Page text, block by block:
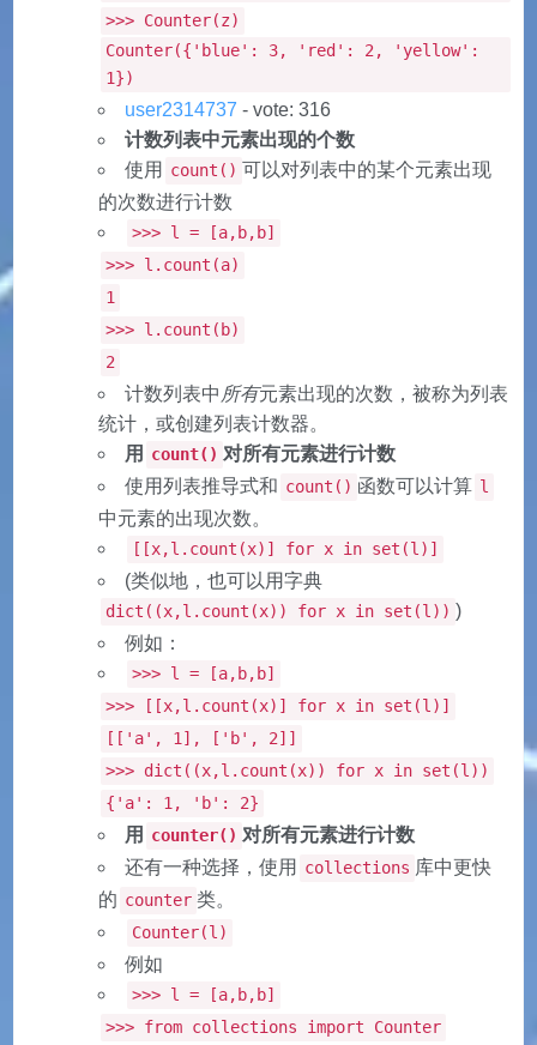
>>> Counter(z)
Counter({'blue': 3, 'red': 2, 'yellow':
1})
user2314737 - vote: 316
计数列表中元素出现的个数
使用
count() 可以对列表中的某个元素出现
的次数进行计数
>>> l = [a,b,b]
>>> l.count(a)
1
>>> l.count(b)
2
计数列表中 所有元素出现的次数，被称为列表
统计，或创建列表计数器。
用
count() 对所有元素进行计数
使用列表推导式和 count() 函数可以计算 l
中元素的出现次数。
[[x,l.count(x)] for x in set(l)]
(类似地，也可以用字典
dict((x,l.count(x)) for x in set(l)) )
例如：
>>> l = [a,b,b]
>>> [[x,l.count(x)] for x in set(l)]
[['a', 1], ['b', 2]]
>>> dict((x,l.count(x)) for x in set(l))
{'a': 1, 'b': 2}
用 counter() 对所有元素进行计数
还有一种选择，使用
collections 库中更快
的 counter 类。
Counter(l)
例如
>>> l = [a,b,b]
>>> from collections import Counter